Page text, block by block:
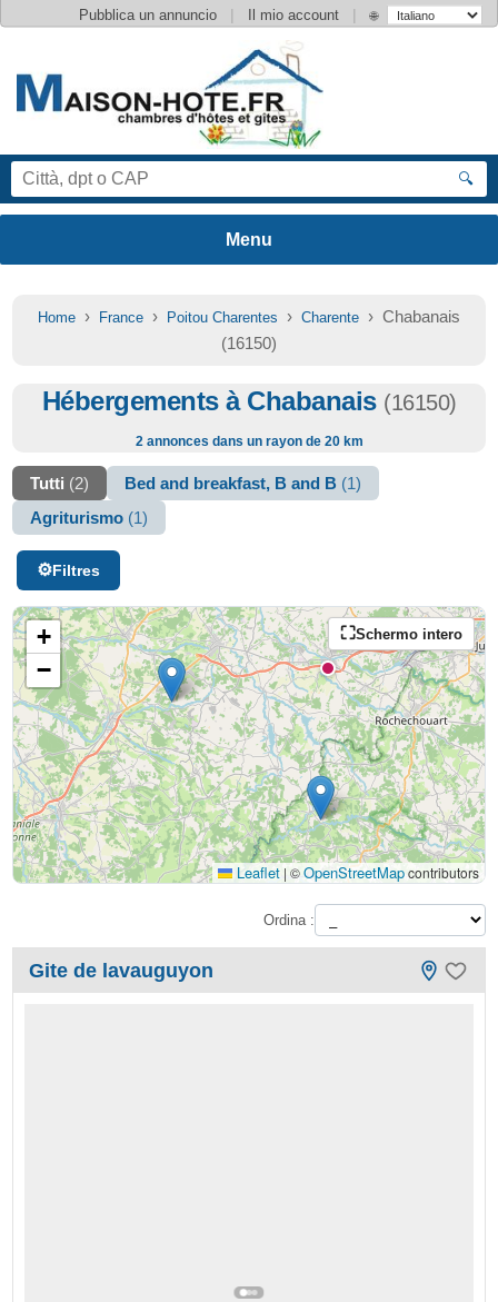
Pubblica un annuncio | Il mio account | 🌐
🔍
Home › France › Poitou Charentes › Charente › Chabanais
(16150)
Hébergements à Chabanais (16150)
2 annonces dans un rayon de 20 km
Tutti (2) Bed and breakfast, B and B (1)
Agriturismo (1)
Filtres
Schermo intero
+
−
Leaflet | ©OpenStreetMapcontributors
Ordina :
Gite de lavauguyon